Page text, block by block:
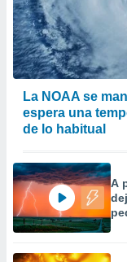
La NOAA se
espera una
de lo habitual
A